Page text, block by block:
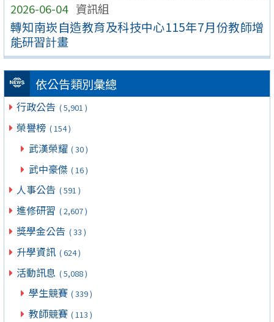
2026-06-04 資訊組
轉知南崁自造教育及科技中心115年7月份教師增
能研習計畫
依公告類別彙總
行政公告 ( 5,901 )
榮譽榜 ( 154 )
武漢榮耀 ( 30 )
武中豪傑 ( 16 )
人事公告 ( 591 )
進修研習 ( 2,607 )
獎學金公告 ( 33 )
升學資訊 ( 624 )
活動訊息 ( 5,088 )
學生競賽 ( 339 )
教師競賽 ( 113 )